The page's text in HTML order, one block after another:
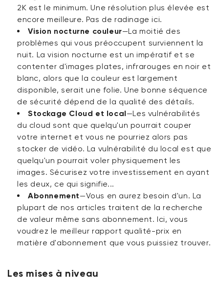
2K est le minimum. Une résolution plus élevée est
encore meilleure. Pas de radinage ici.
Vision nocturne couleur—La moitié des
problèmes qui vous préoccupent surviennent la
nuit. La vision nocturne est un impératif et se
contenter d'images plates, infrarouges en noir et
blanc, alors que la couleur est largement
disponible, serait une folie. Une bonne séquence
de sécurité dépend de la qualité des détails.
Stockage Cloud et local—Les vulnérabilités
du cloud sont que quelqu'un pourrait couper
votre internet et vous ne pourriez alors pas
stocker de vidéo. La vulnérabilité du local est que
quelqu'un pourrait voler physiquement les
images. Sécurisez votre investissement en ayant
les deux, ce qui signifie...
Abonnement—Vous en aurez besoin d'un. La
plupart de nos articles traitent de la recherche
de valeur même sans abonnement. Ici, vous
voudrez le meilleur rapport qualité-prix en
matière d'abonnement que vous puissiez trouver.
Les mises à niveau